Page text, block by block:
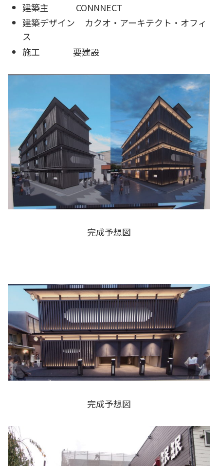
建築主 CONNNECT
建築デザイン カクオ・アーキテクト・オフィ
ス
施工 要建設
完成予想図
完成予想図